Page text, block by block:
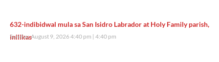
632-indibidwal mula sa San Isidro Labrador at Holy Family parish,
inilikas
Sunday, August 9, 2026 4:40 pm 4:40 pm